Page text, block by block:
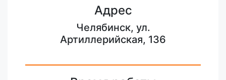
Адрес
Челябинск, ул.
Артиллерийская, 136